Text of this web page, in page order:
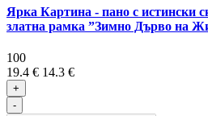
Ярка Картина - пано с истински
златна рамка ”Зимно Дърво на
100
19.4 € 14.3 €
+
-